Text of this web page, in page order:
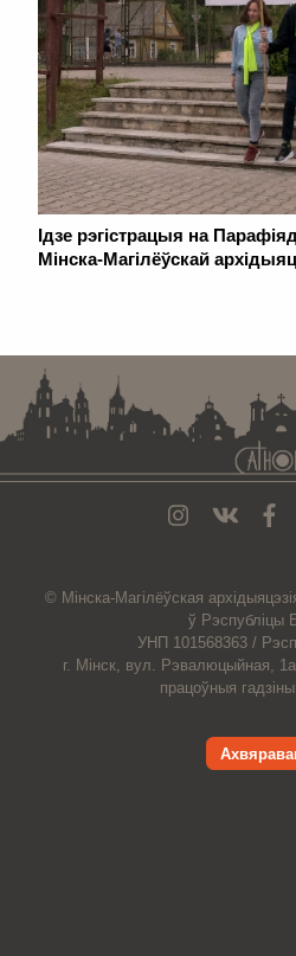
Ідзе рэгістрацыя на
Мінска-Магілёўскай
© Мiнска-Магiлёўская
ў Рэспубліцы
УНП 101568363 /
г. Мінск, вул. Рэвалюцыйная,
працоўныя